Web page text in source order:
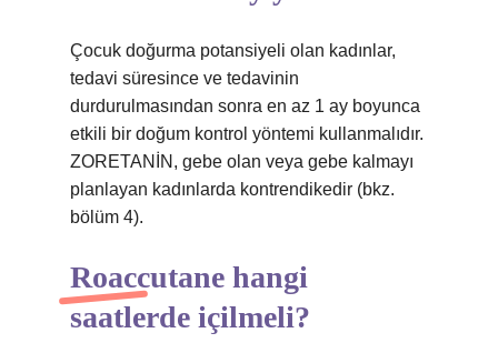
Çocuk doğurma potansiyeli olan kadınlar,
tedavi süresince ve tedavinin
durdurulmasından sonra en az 1 ay boyunca
etkili bir doğum kontrol yöntemi kullanmalıdır.
ZORETANİN, gebe olan veya gebe kalmayı
planlayan kadınlarda kontrendikedir (bkz.
bölüm 4).
Roaccutane hangi
saatlerde içilmeli?